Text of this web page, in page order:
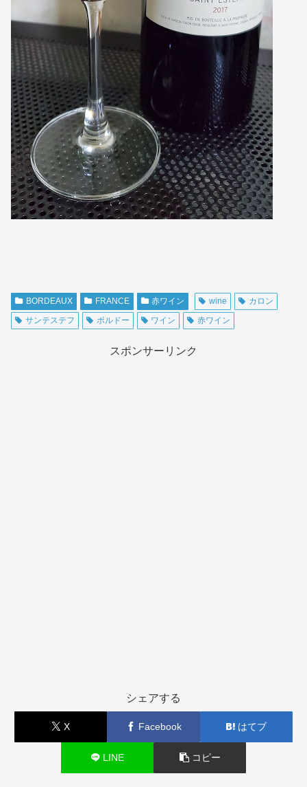
BORDEAUX FRANCE 赤ワイン wine
カロン
サンテステフ
ボルドー ワイン 赤ワイン
スポンサーリンク
シェアする
X Facebook はてブ
LINE コピー